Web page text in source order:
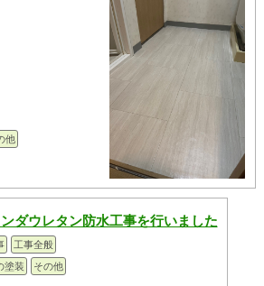
他
ダウレタン防水工事を行いました
工事全般
塗装
その他